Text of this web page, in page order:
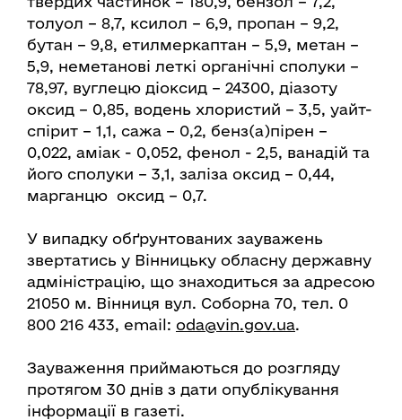
толуол – 8,7, ксилол – 6,9, пропан – 9,2,
бутан – 9,8, етилмеркаптан – 5,9, метан –
5,9, неметанові леткі органічні сполуки –
78,97, вуглецю діоксид – 24300, діазоту
оксид – 0,85, водень хлористий – 3,5, уайт-
спірит – 1,1, сажа – 0,2, бенз(а)пірен –
0,022, аміак - 0,052, фенол - 2,5, ванадій та
його сполуки – 3,1, заліза оксид – 0,44,
марганцю оксид – 0,7.
У випадку обґрунтованих зауважень
звертатись у Вінницьку обласну державну
адміністрацію, що знаходиться за адресою
21050 м. Вінниця вул. Соборна 70, тел. 0
800 216 433, email: oda@vin.gov.ua.
Зауваження приймаються до розгляду
протягом 30 днів з дати опублікування
інформації в газеті.